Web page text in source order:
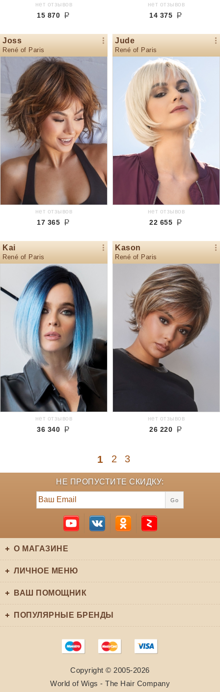
нет отзывов
15 870
нет отзывов
14 375
Joss
René of Paris
нет отзывов
17 365
Jude
René of Paris
нет отзывов
22 655
Kai
René of Paris
нет отзывов
36 340
Kason
René of Paris
нет отзывов
26 220
1 2 3
НЕ ПРОПУСТИТЕ СКИДКУ:
Go
О МАГАЗИНЕ
ЛИЧНОЕ МЕНЮ
ВАШ ПОМОЩНИК
ПОПУЛЯРНЫЕ БРЕНДЫ
Copyright © 2005-2026
World of Wigs - The Hair Company